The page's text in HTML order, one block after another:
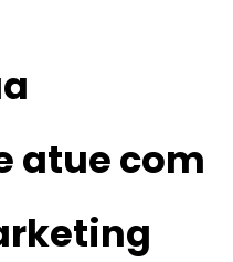
atue com